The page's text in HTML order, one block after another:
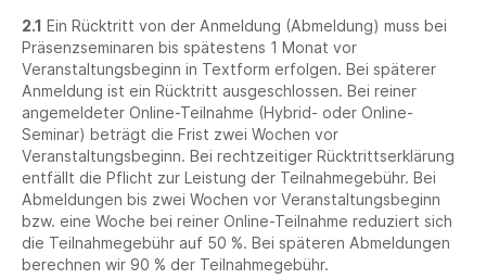
2.1 Ein Rücktritt von der Anmeldung (Abmeldung) muss bei
Präsenzseminaren bis spätestens 1 Monat vor
Veranstaltungsbeginn in Textform erfolgen. Bei späterer
Anmeldung ist ein Rücktritt ausgeschlossen. Bei reiner
angemeldeter Online-Teilnahme (Hybrid- oder Online-
Seminar) beträgt die Frist zwei Wochen vor
Veranstaltungsbeginn. Bei rechtzeitiger Rücktrittserklärung
entfällt die Pflicht zur Leistung der Teilnahmegebühr. Bei
Abmeldungen bis zwei Wochen vor Veranstaltungsbeginn
bzw. eine Woche bei reiner Online-Teilnahme reduziert sich
die Teilnahmegebühr auf 50 %. Bei späteren Abmeldungen
berechnen wir 90 % der Teilnahmegebühr.